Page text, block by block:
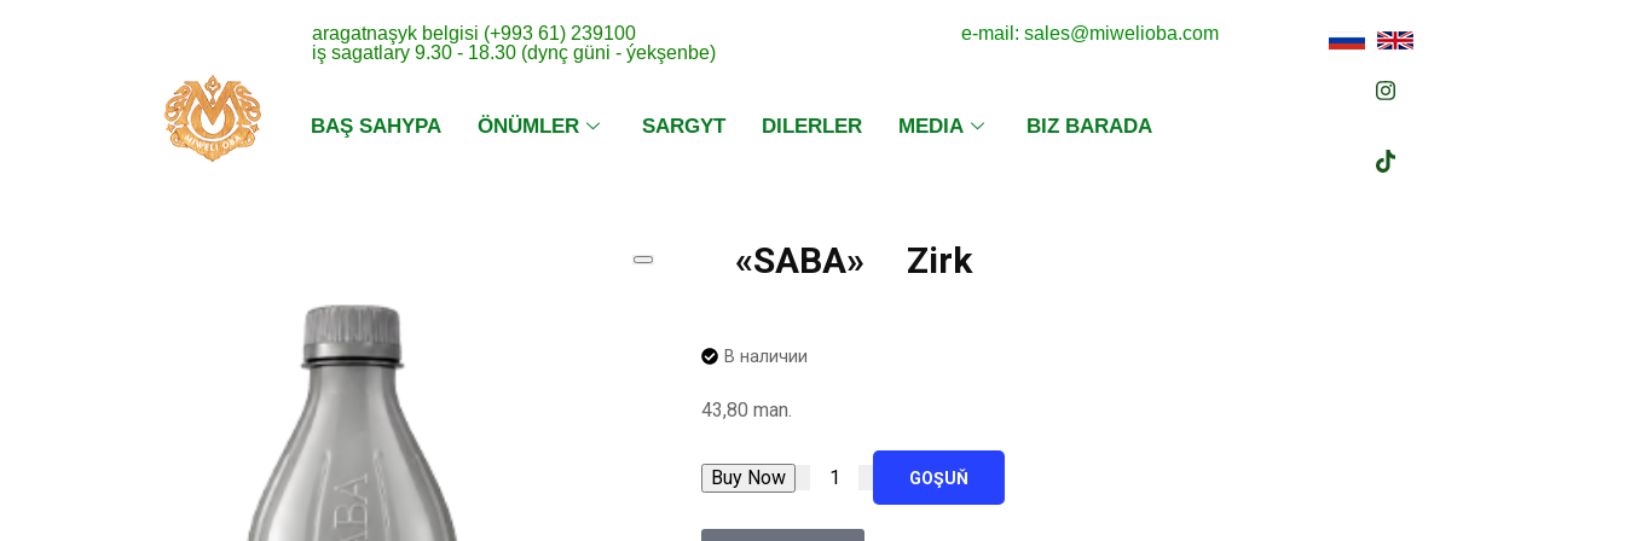
aragatnaşyk belgisi (+993 61) 239100
iş sagatlary 9.30 - 18.30 (dynç güni - ýekşenbe)
e-mail: sales@miwelioba.com
BAŞ SAHYPA ÖNÜMLER SARGYT DILERLER MEDIA BIZ BARADA
«SABA» Zirk
В наличии
43,80 man.
Buy Now GOŞUŇ